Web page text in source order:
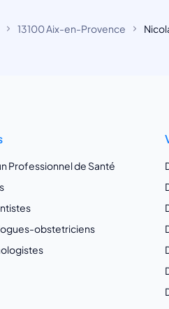
13100 Aix-en-Provence
Professionnel de Santé
obstetriciens